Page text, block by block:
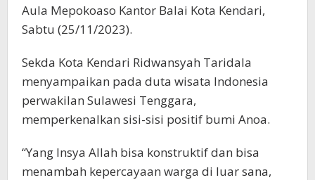
Aula Mepokoaso Kantor Balai Kota Kendari,
Sabtu (25/11/2023).
Sekda Kota Kendari Ridwansyah Taridala
menyampaikan pada duta wisata Indonesia
perwakilan Sulawesi Tenggara,
memperkenalkan sisi-sisi positif bumi Anoa.
“Yang Insya Allah bisa konstruktif dan bisa
menambah kepercayaan warga di luar sana,